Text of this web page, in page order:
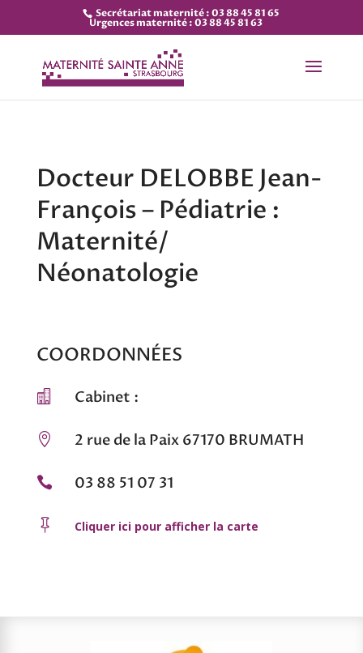
Secrétariat maternité : 03 88 45 81 65
Urgences maternité : 03 88 45 81 63
Docteur DELOBBE Jean-
François – Pédiatrie :
Maternité/
Néonatologie
COORDONNÉES
 Cabinet :
 2 rue de la Paix 67170 BRUMATH
 03 88 51 07 31
 Cliquer ici pour afficher la carte